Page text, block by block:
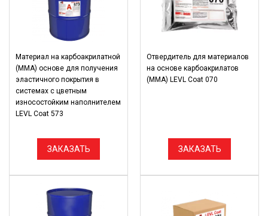
Материал на карбоакрилатной
(ММА) основе для получения
эластичного покрытия в
системах с цветным
износостойким наполнителем
LEVL Coat 573
ЗАКАЗАТЬ
Отвердитель для материалов
на основе карбоакрилатов
(ММА) LEVL Coat 070
ЗАКАЗАТЬ